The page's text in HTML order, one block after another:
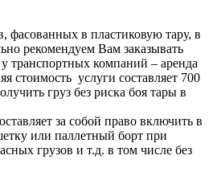
фасованных в пластиковую тару, в
рекомендуем Вам заказывать
транспортных компаний – аренда
стоимость услуги составляет 700
груз без риска боя тары в
за собой право включить в
или паллетный борт при
грузов и т.д. в том числе без